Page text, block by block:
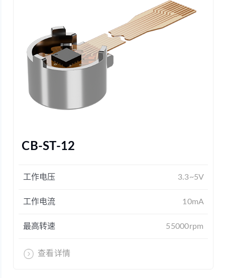
CB-ST-12
工作电压 3.3~5V
工作电流 10mA
最高转速 55000rpm
查看详情